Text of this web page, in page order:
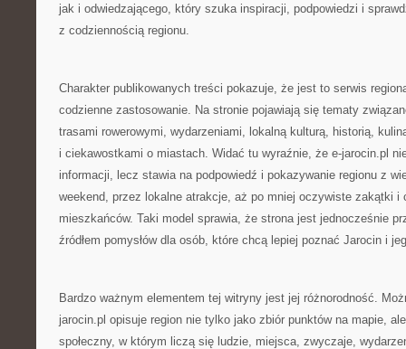
jak i odwiedzającego, który szuka inspiracji, podpowiedzi i
z codziennością regionu.
Charakter publikowanych treści pokazuje, że jest to serwis
codzienne zastosowanie. Na stronie pojawiają się tematy
trasami rowerowymi, wydarzeniami, lokalną kulturą, historią,
i ciekawostkami o miastach. Widać tu wyraźnie, że e-jarocin.pl
informacji, lecz stawia na podpowiedź i pokazywanie regionu z
weekend, przez lokalne atrakcje, aż po mniej oczywiste zakątki i
mieszkańców. Taki model sprawia, że strona jest jednocześnie
źródłem pomysłów dla osób, które chcą lepiej poznać Jarocin i
Bardzo ważnym elementem tej witryny jest jej różnorodność.
jarocin.pl opisuje region nie tylko jako zbiór punktów na mapie,
społeczny, w którym liczą się ludzie, miejsca, zwyczaje,